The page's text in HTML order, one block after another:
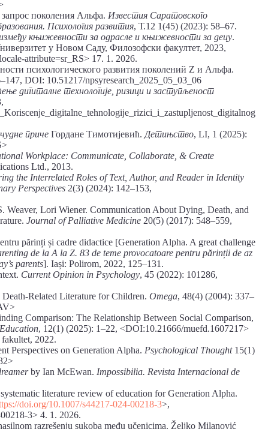
поколения Альфа. Известия Саратовского
Психология развития, Т.12 1(45) (2023): 58–67.
књижевности за одрасле и књижевности за децу.
у Новом Саду, Филозофски факултет, 2023,
attribute=sr_RS> 17. 1. 2026.
психологического развития поколений Z и Альфа.
DOI: 10.51217/npsyresearch_2025_05_03_06
дигиталне технологије, ризици и заступљеност
приче Гордане Тимотијевић. Детињство, LI, 1 (2025):
Workplace: Communicate, Collaborate, & Create
Ltd., 2013.
the Interrelated Roles of Text, Author, and Reader in Identity
Perspectives 2(3) (2024): 142–153,
Weaver, Lori Wiener. Communication About Dying, Death, and
Journal of Palliative Medicine 20(5) (2017): 548–559,
părinți și cadre didactice [Generation Alpha. A great challenge
de la A la Z. 83 de teme provocatoare pentru părinții de az
parents]. Iași: Polirom, 2022, 125–131.
Current Opinion in Psychology, 45 (2022): 101286,
Related Literature for Children. Omega, 48(4) (2004): 337–
Comparison: The Relationship Between Social Comparison,
, 12(1) (2025): 1–22, <DOI:10.21666/muefd.1607217>
2022.
Perspectives on Generation Alpha. Psychological Thought15(1)
by Ian McEwan. Impossibilia. Revista Internacional de
literature review of education for Generation Alpha.
doi.org/10.1007/s44217-024-00218-3>,
3> 4. 1. 2026.
razrešenju sukoba među učenicima. Željko Milanović